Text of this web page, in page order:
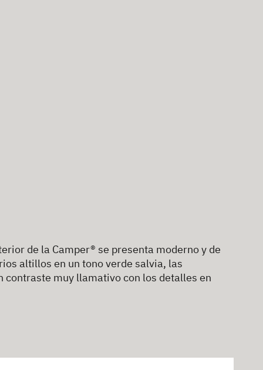
de la Camper® se presenta moderno y de
altillos en un tono verde salvia, las
contraste muy llamativo con los detalles en